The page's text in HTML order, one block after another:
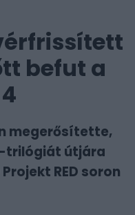
befut a
megerősítette,
trilógiát útjára
RED soron